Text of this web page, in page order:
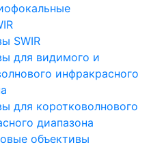
SWIR
для видимого и
инфракрасного
для коротковолнового
диапазона
объективы